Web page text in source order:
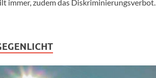
immer, zudem das Diskriminierungsverbot.